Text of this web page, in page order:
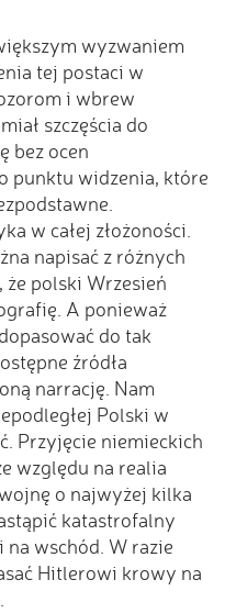
wyzwaniem
tej postaci w
i wbrew
szczęścia do
bez ocen
punktu widzenia, które
w całej złożoności.
napisać z różnych
że polski Wrzesień
A ponieważ
do tak
źródła
narrację. Nam
Polski w
Przyjęcie niemieckich
względu na realia
o najwyżej kilka
katastrofalny
na wschód. W razie
Hitlerowi krowy na